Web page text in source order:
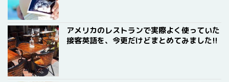
アメリカのレストランで実際よく使っていた
接客英語を、今更だけどまとめてみました!!